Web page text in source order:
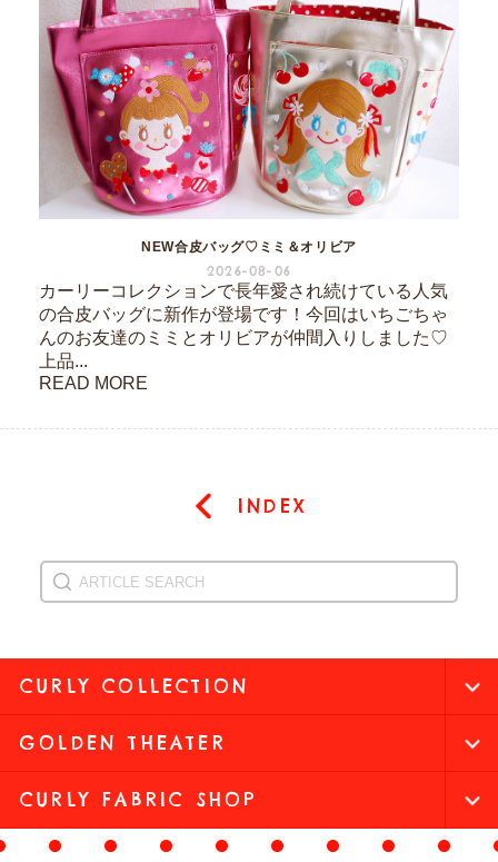
NEW合皮バッグ♡ミミ＆オリビア
2026-08-06
カーリーコレクションで長年愛され続けている人気
の合皮バッグに新作が登場です！今回はいちごちゃ
んのお友達のミミとオリビアが仲間入りしました♡
上品...
READ MORE
INDEX
CURLY COLLECTION
GOLDEN THEATER
CURLY FABRIC SHOP